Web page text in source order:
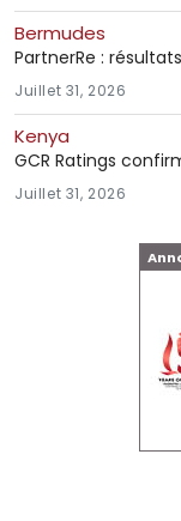
Bermudes
PartnerRe :
Juillet 31, 2026
Kenya
GCR Ratings
Juillet 31, 2026